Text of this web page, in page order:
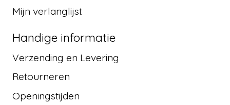
Mijn verlanglijst
Handige informatie
Verzending en Levering
Retourneren
Openingstijden